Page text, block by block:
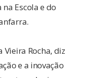
Escola e do
Vieira Rocha, diz
e a inovação